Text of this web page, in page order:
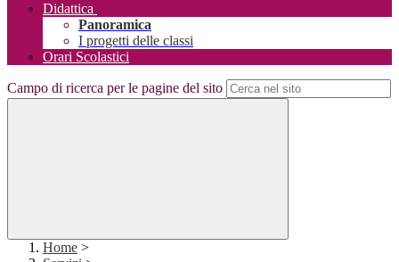
Didattica
Panoramica
I progetti delle classi
Orari Scolastici
Campo di ricerca per le pagine del sito
Home >